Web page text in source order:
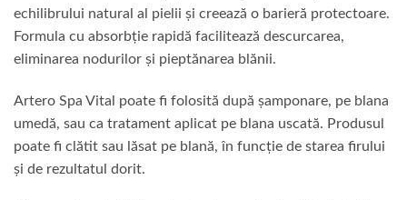
echilibrului natural al pielii și creează o barieră protectoare.
Formula cu absorbție rapidă facilitează descurcarea,
eliminarea nodurilor și pieptănarea blănii.
Artero Spa Vital poate fi folosită după șamponare, pe blana
umedă, sau ca tratament aplicat pe blana uscată. Produsul
poate fi clătit sau lăsat pe blană, în funcție de starea firului
și de rezultatul dorit.